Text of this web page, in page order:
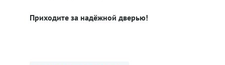
Приходите за надёжной дверью!